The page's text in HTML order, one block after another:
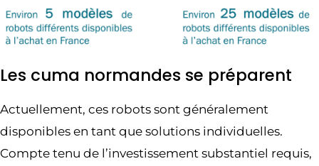
Les cuma normandes se préparent
Actuellement, ces robots sont généralement
disponibles en tant que solutions individuelles.
Compte tenu de l’investissement substantiel requis,